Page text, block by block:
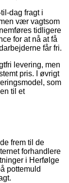
dag fragt i
vær vagtsom
tidligere
for at nå at få
får fri.
levering, men
pris. I øvrigt
som
til et
frem til de
forhandlere
i Herfølge
pottemuld